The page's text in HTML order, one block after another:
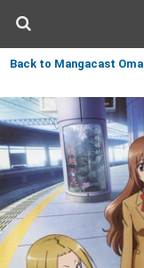
Back to Mangacast